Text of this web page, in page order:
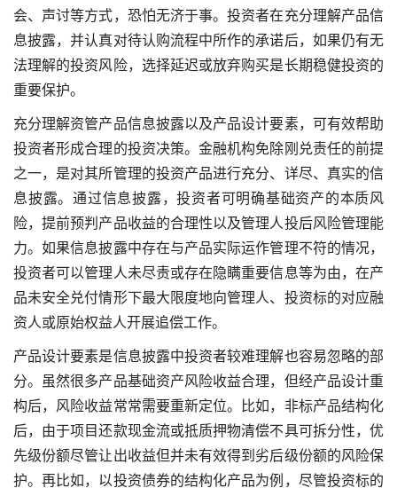
会、声讨等方式，恐怕无济于事。投资者在充分理解产品信
息披露，并认真对待认购流程中所作的承诺后，如果仍有无
法理解的投资风险，选择延迟或放弃购买是长期稳健投资的
重要保护。
充分理解资管产品信息披露以及产品设计要素，可有效帮助
投资者形成合理的投资决策。金融机构免除刚兑责任的前提
之一，是对其所管理的投资产品进行充分、详尽、真实的信
息披露。通过信息披露，投资者可明确基础资产的本质风
险，提前预判产品收益的合理性以及管理人投后风险管理能
力。如果信息披露中存在与产品实际运作管理不符的情况，
投资者可以管理人未尽责或存在隐瞒重要信息等为由，在产
品未安全兑付情形下最大限度地向管理人、投资标的对应融
资人或原始权益人开展追偿工作。
产品设计要素是信息披露中投资者较难理解也容易忽略的部
分。虽然很多产品基础资产风险收益合理，但经产品设计重
构后，风险收益常常需要重新定位。比如，非标产品结构化
后，由于项目还款现金流或抵质押物清偿不具可拆分性，优
先级份额尽管让出收益但并未有效得到劣后级份额的风险保
护。再比如，以投资债券的结构化产品为例，尽管投资标的